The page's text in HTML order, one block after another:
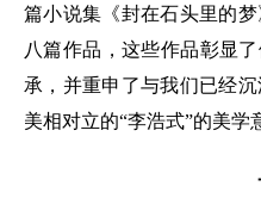
篇小说集《封在石头里的
八篇作品，这些作品彰显
承，并重申了与我们已经
美相对立的“李浩式”的美学